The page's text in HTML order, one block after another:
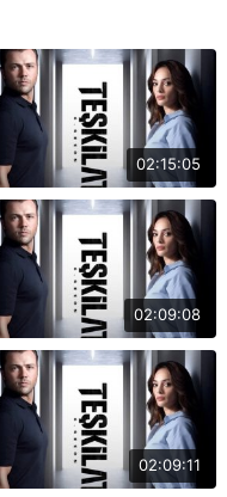
02:15:05
02:09:08
02:09:11